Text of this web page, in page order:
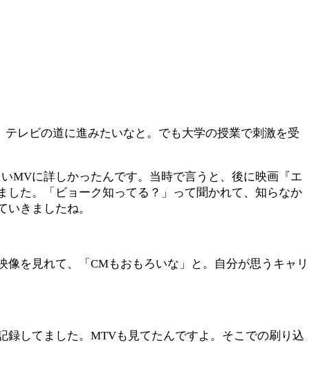
レビの道に進みたいなと。でも大学の授業で刺激を受
MVに詳しかったんです。当時で言うと、後に映画『エ
た。「ビョーク知ってる？」って聞かれて、知らなか
きましたね。
を見れて、「CMもおもろいな」と。自分が思うキャリ
してました。MTVも見てたんですよ。そこでの刷り込